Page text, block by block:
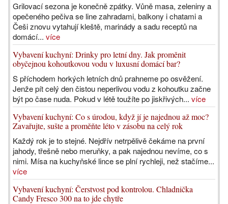
Grilovací sezona je konečně zpátky. Vůně masa, zeleniny a
opečeného pečiva se line zahradami, balkony i chatami a
Češi znovu vytahují kleště, marinády a sadu receptů na
domácí... více
Vybavení kuchyní: Drinky pro letní dny. Jak proměnit
obyčejnou kohoutkovou vodu v luxusní domácí bar?
S příchodem horkých letních dnů prahneme po osvěžení.
Jenže pít celý den čistou neperlivou vodu z kohoutku začne
být po čase nuda. Pokud v létě toužíte po jiskřivých... více
Vybavení kuchyní: Co s úrodou, když jí je najednou až moc?
Zavařujte, sušte a proměňte léto v zásobu na celý rok
Každý rok je to stejné. Nejdřív netrpělivě čekáme na první
jahody, třešně nebo meruňky, a pak najednou nevíme, co s
nimi. Mísa na kuchyňské lince se plní rychleji, než stačíme...
více
Vybavení kuchyní: Čerstvost pod kontrolou. Chladnička
Candy Fresco 300 na to jde chytře